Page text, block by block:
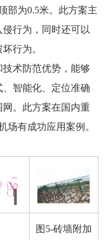
部为0.5米。此方案主
行为，同时还可以
行为。
术防范优势，能够
智能化、定位准确
。此方案在国内重
场有成功应用案例。
图5-砖墙附加